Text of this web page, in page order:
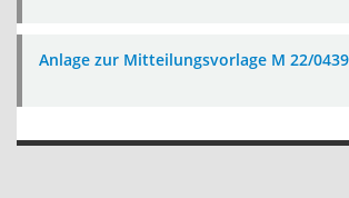
Anlage zur Mitteilungsvorlage M 22/0439